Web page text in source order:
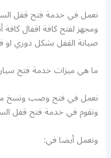
نعمل في خدمة فتح قفل
ومجهز لفتح كافة اقفال
صيانة القفل بشكل دوري او
ما هي ميزات خدمة فتح
نعمل في فتح وصب ونسخ
ونقوم في خدمة فتح قفل
ونعمل أيضا في: